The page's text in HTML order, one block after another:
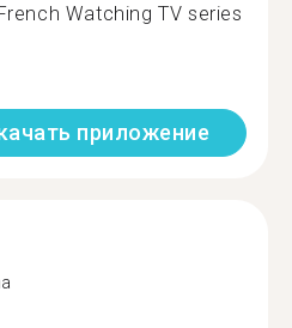
Watching TV series
приложение